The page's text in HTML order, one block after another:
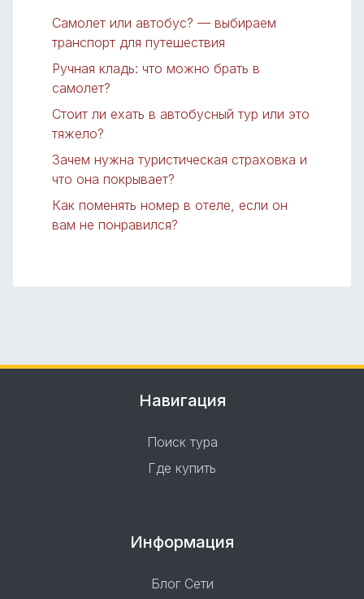
Самолет или автобус? — выбираем
транспорт для путешествия
Ручная кладь: что можно брать в
самолет?
Стоит ли ехать в автобусный тур или это
тяжело?
Зачем нужна туристическая страховка и
что она покрывает?
Как поменять номер в отеле, если он
вам не понравился?
Навигация
Поиск тура
Где купить
Информация
Блог Сети